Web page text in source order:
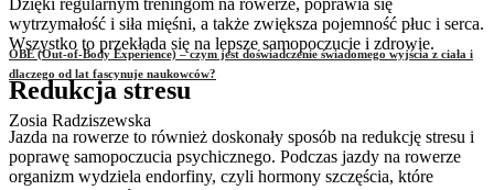
OBE (Out-of-Body Experience) – czym jest doświadczenie świadomego wyjścia z ciała i
dlaczego od lat fascynuje naukowców?
Zosia Radziszewska
Dzięki regularnym treningom na rowerze, poprawia się
wytrzymałość i siła mięśni, a także zwiększa pojemność płuc i serca.
Wszystko to przekłada się na lepsze samopoczucie i zdrowie.
Redukcja stresu
Jazda na rowerze to również doskonały sposób na redukcję stresu i
poprawę samopoczucia psychicznego. Podczas jazdy na rowerze
organizm wydziela endorfiny, czyli hormony szczęścia, które